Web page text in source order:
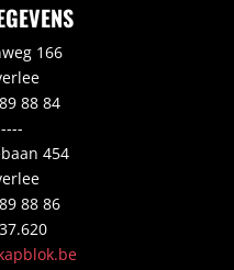
166
88 84
454
88 86